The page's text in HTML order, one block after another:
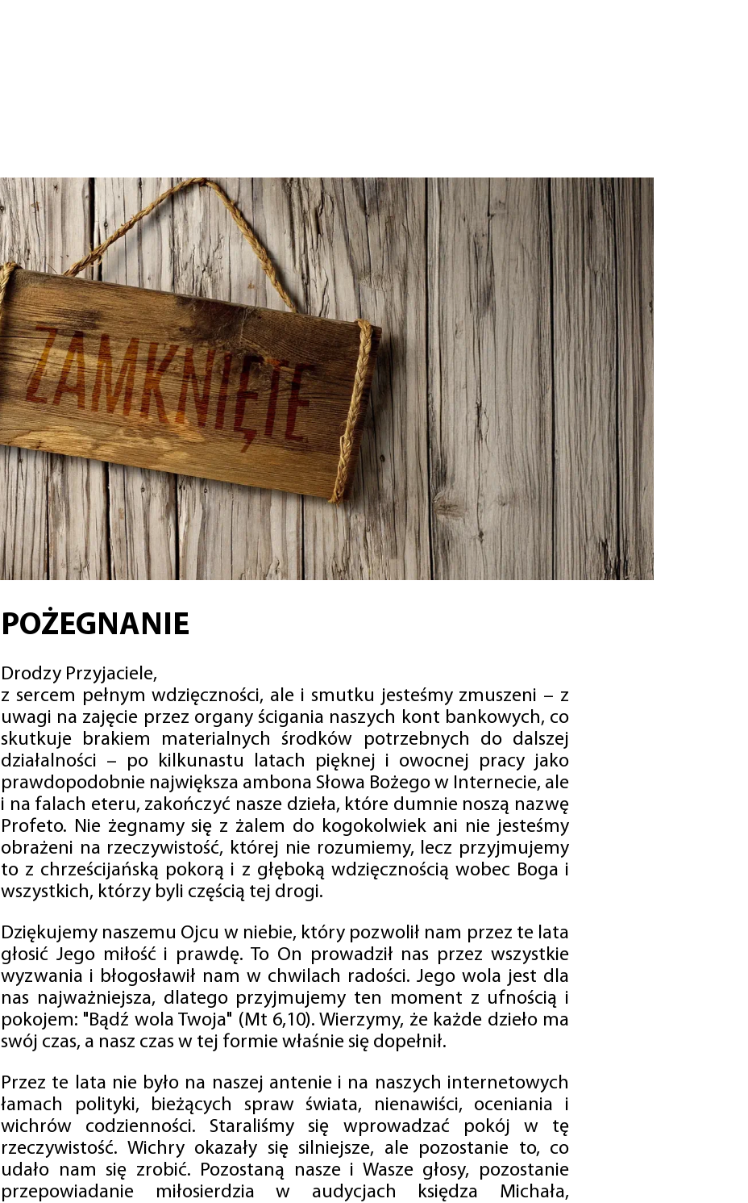
POŻEGNANIE
Drodzy Przyjaciele,
z sercem pełnym wdzięczności, ale i smutku jesteśmy zmuszeni – z
uwagi na zajęcie przez organy ścigania naszych kont bankowych, co
skutkuje brakiem materialnych środków potrzebnych do dalszej
działalności – po kilkunastu latach pięknej i owocnej pracy jako
prawdopodobnie największa ambona Słowa Bożego w Internecie, ale
i na falach eteru, zakończyć nasze dzieła, które dumnie noszą nazwę
Profeto. Nie żegnamy się z żalem do kogokolwiek ani nie jesteśmy
obrażeni na rzeczywistość, której nie rozumiemy, lecz przyjmujemy
to z chrześcijańską pokorą i z głęboką wdzięcznością wobec Boga i
wszystkich, którzy byli częścią tej drogi.
Dziękujemy naszemu Ojcu w niebie, który pozwolił nam przez te lata
głosić Jego miłość i prawdę. To On prowadził nas przez wszystkie
wyzwania i błogosławił nam w chwilach radości. Jego wola jest dla
nas najważniejsza, dlatego przyjmujemy ten moment z ufnością i
pokojem: "Bądź wola Twoja" (Mt 6,10). Wierzymy, że każde dzieło ma
swój czas, a nasz czas w tej formie właśnie się dopełnił.
Przez te lata nie było na naszej antenie i na naszych internetowych
łamach polityki, bieżących spraw świata, nienawiści, oceniania i
wichrów codzienności. Staraliśmy się wprowadzać pokój w tę
rzeczywistość. Wichry okazały się silniejsze, ale pozostanie to, co
udało nam się zrobić. Pozostaną nasze i Wasze głosy, pozostanie
przepowiadanie miłosierdzia w audycjach księdza Michała,